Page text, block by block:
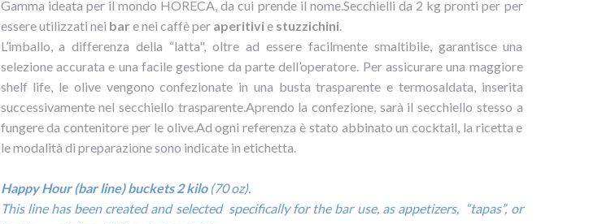
Gamma ideata per il mondo HORECA, da cui prende il nome.Secchielli da 2 kg pronti per per
essere utilizzati nei bar e nei caffè per aperitivie stuzzichini.
L’imballo, a differenza della “latta", oltre ad essere facilmente smaltibile, garantisce una
selezione accurata e una facile gestione da parte dell’operatore. Per assicurare una maggiore
shelf life, le olive vengono confezionate in una busta trasparente e termosaldata, inserita
successivamente nel secchiello trasparente.Aprendo la confezione, sarà il secchiello stesso a
fungere da contenitore per le olive.Ad ogni referenza è stato abbinato un cocktail, la ricetta e
le modalità di preparazione sono indicate in etichetta.
Happy Hour (bar line) buckets 2 kilo(70 oz).
This line has been created and selected specifically for the bar use, as appetizers, “tapas”, or